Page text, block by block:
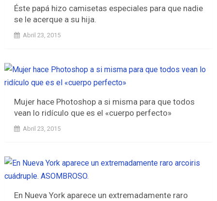
Éste papá hizo camisetas especiales para que nadie
se le acerque a su hija.
Abril 23, 2015
Mujer hace Photoshop a si misma para que todos
vean lo ridículo que es el «cuerpo perfecto»
Abril 23, 2015
En Nueva York aparece un extremadamente raro